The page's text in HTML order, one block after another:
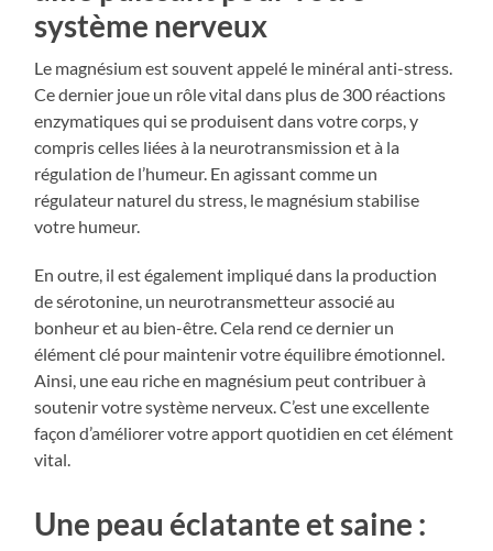
système nerveux
Le magnésium est souvent appelé le minéral anti-stress.
Ce dernier joue un rôle vital dans plus de 300 réactions
enzymatiques qui se produisent dans votre corps, y
compris celles liées à la neurotransmission et à la
régulation de l’humeur. En agissant comme un
régulateur naturel du stress, le magnésium stabilise
votre humeur.
En outre, il est également impliqué dans la production
de sérotonine, un neurotransmetteur associé au
bonheur et au bien-être. Cela rend ce dernier un
élément clé pour maintenir votre équilibre émotionnel.
Ainsi, une eau riche en magnésium peut contribuer à
soutenir votre système nerveux. C’est une excellente
façon d’améliorer votre apport quotidien en cet élément
vital.
Une peau éclatante et saine :